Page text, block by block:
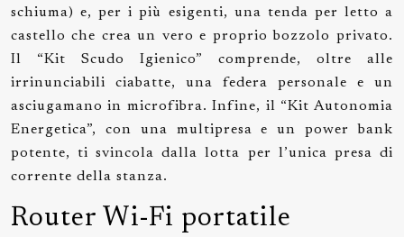
schiuma) e, per i più esigenti, una tenda per letto a
castello che crea un vero e proprio bozzolo privato.
Il “Kit Scudo Igienico” comprende, oltre alle
irrinunciabili ciabatte, una federa personale e un
asciugamano in microfibra. Infine, il “Kit Autonomia
Energetica”, con una multipresa e un power bank
potente, ti svincola dalla lotta per l’unica presa di
corrente della stanza.
Router Wi-Fi portatile